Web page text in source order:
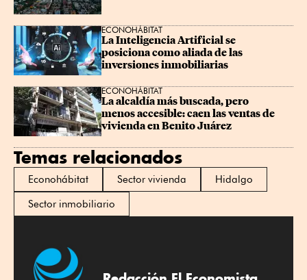
ECONOHÁBITAT
La Inteligencia Artificial se
posiciona como aliada de las
inversiones inmobiliarias
ECONOHÁBITAT
La alcaldía más buscada, pero
menos accesible: caen las ventas de
vivienda en Benito Juárez
Temas relacionados
Econohábitat Sector vivienda
Hidalgo
Sector inmobiliario